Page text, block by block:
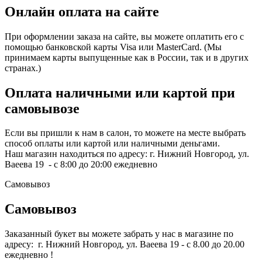
Онлайн оплата на сайте
При оформлении заказа на сайте, вы можете оплатить его с
помощью банковской карты Visa или MasterCard. (Мы
принимаем карты выпущенные как в России, так и в других
странах.)
Оплата наличными или картой при
самовывозе
Если вы пришли к нам в салон, то можете на месте выбрать
способ оплаты или картой или наличными деньгами.
Наш магазин находиться по адресу: г. Нижний Новгород, ул.
Ваеева 19 - с 8:00 до 20:00 ежедневно
Самовывоз
Самовывоз
Заказанный букет вы можете забрать у нас в магазине по
адресу: г. Нижний Новгород, ул. Ваеева 19 - с 8.00 до 20.00
ежедневно !